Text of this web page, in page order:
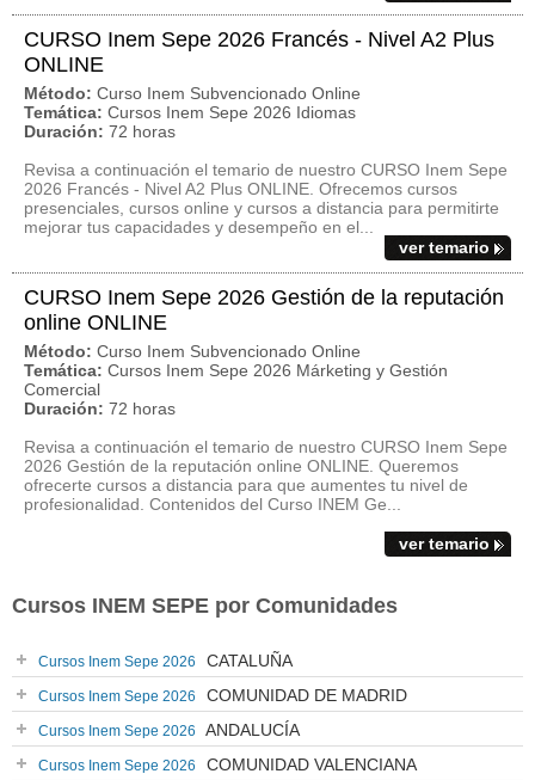
CURSO Inem Sepe 2026 Francés - Nivel A2 Plus
ONLINE
Método: Curso Inem Subvencionado Online
Temática: Cursos Inem Sepe 2026 Idiomas
Duración: 72 horas
Revisa a continuación el temario de nuestro CURSO Inem Sepe
2026 Francés - Nivel A2 Plus ONLINE. Ofrecemos cursos
presenciales, cursos online y cursos a distancia para permitirte
mejorar tus capacidades y desempeño en el...
ver temario
CURSO Inem Sepe 2026 Gestión de la reputación
online ONLINE
Método: Curso Inem Subvencionado Online
Temática: Cursos Inem Sepe 2026 Márketing y Gestión
Comercial
Duración: 72 horas
Revisa a continuación el temario de nuestro CURSO Inem Sepe
2026 Gestión de la reputación online ONLINE. Queremos
ofrecerte cursos a distancia para que aumentes tu nivel de
profesionalidad. Contenidos del Curso INEM Ge...
ver temario
Cursos INEM SEPE por Comunidades
Cursos Inem Sepe 2026 CATALUÑA
Cursos Inem Sepe 2026 COMUNIDAD DE MADRID
Cursos Inem Sepe 2026 ANDALUCÍA
Cursos Inem Sepe 2026 COMUNIDAD VALENCIANA